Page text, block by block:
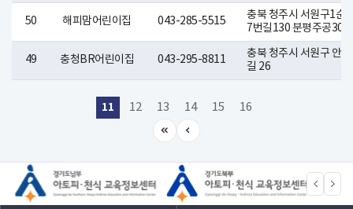
50 해피맘어린이집 043-285-5515
충북 청주시 서원구1순
7번길130 분평주공
49 충청BR어린이집 043-295-8811
충북 청주시 서원구 안
길 26
11 12 13 14 15 16